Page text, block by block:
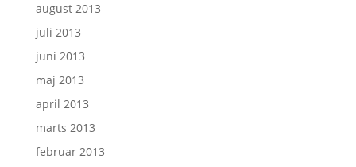
august 2013
juli 2013
juni 2013
maj 2013
april 2013
marts 2013
februar 2013